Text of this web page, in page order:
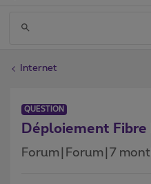
Internet
QUESTION
Déploiement Fibre
Forum|Forum|7